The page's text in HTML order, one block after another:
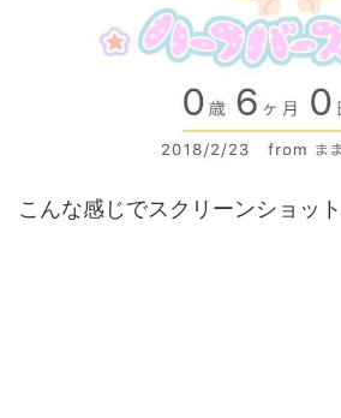
こんな感じでスクリーンショット